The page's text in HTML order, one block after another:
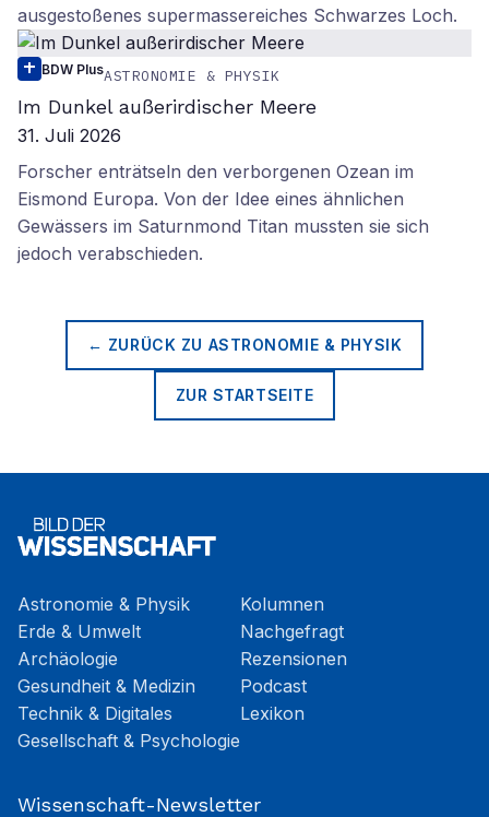
ausgestoßenes supermassereiches Schwarzes Loch.
BDW PlusASTRONOMIE & PHYSIK
Im Dunkel außerirdischer Meere
31. Juli 2026
Forscher enträtseln den verborgenen Ozean im
Eismond Europa. Von der Idee eines ähnlichen
Gewässers im Saturnmond Titan mussten sie sich
jedoch verabschieden.
← ZURÜCK ZU ASTRONOMIE & PHYSIK
ZUR STARTSEITE
Astronomie & Physik
Erde & Umwelt
Archäologie
Gesundheit & Medizin
Technik & Digitales
Gesellschaft & Psychologie
Kolumnen
Nachgefragt
Rezensionen
Podcast
Lexikon
Wissenschaft-Newsletter